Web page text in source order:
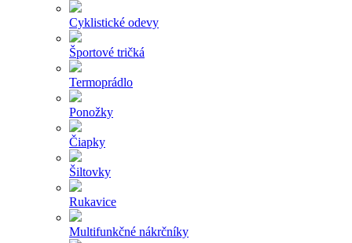
Cyklistické odevy
Športové tričká
Termoprádlo
Ponožky
Čiapky
Šiltovky
Rukavice
Multifunkčné nákrčníky